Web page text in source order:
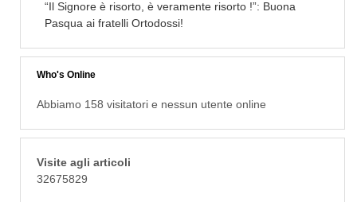
“Il Signore è risorto, è veramente risorto !”: Buona
Pasqua ai fratelli Ortodossi!
Who's Online
Abbiamo 158 visitatori e nessun utente online
Visite agli articoli
32675829